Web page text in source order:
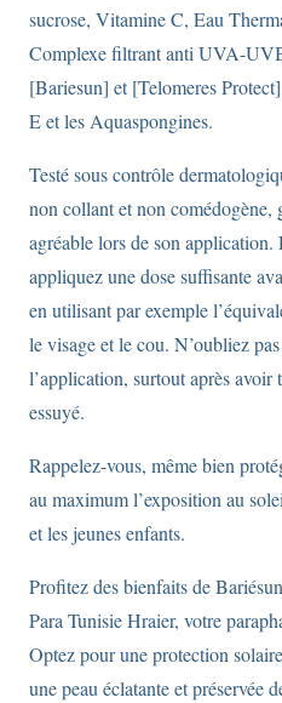
sucrose, Vitamine C, Eau
Complexe filtrant anti UVA-
[Bariesun] et [Telomeres
E et les Aquaspongines.
Testé sous contrôle
non collant et non comédogène,
agréable lors de son
appliquez une dose suffisante
en utilisant par exemple
le visage et le cou. N’oubliez
l’application, surtout après avoir
essuyé.
Rappelez-vous, même bien
au maximum l’exposition au
et les jeunes enfants.
Profitez des bienfaits de
Para Tunisie Hraier, votre
Optez pour une protection
une peau éclatante et préservée